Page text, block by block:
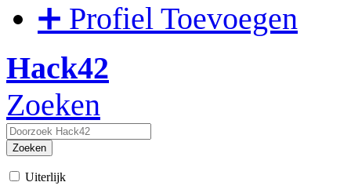
➕ Profiel Toevoegen
Hack42
Zoeken
Zoeken
Uiterlijk